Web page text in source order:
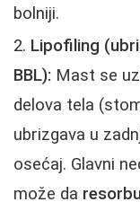
bolniji.
Lipofiling
BBL): Mast se
delova tela
ubrizgava u
osećaj. Glavni
može da